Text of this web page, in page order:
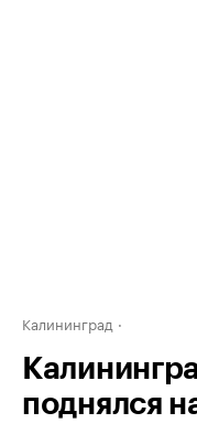
Калининград
поднялся